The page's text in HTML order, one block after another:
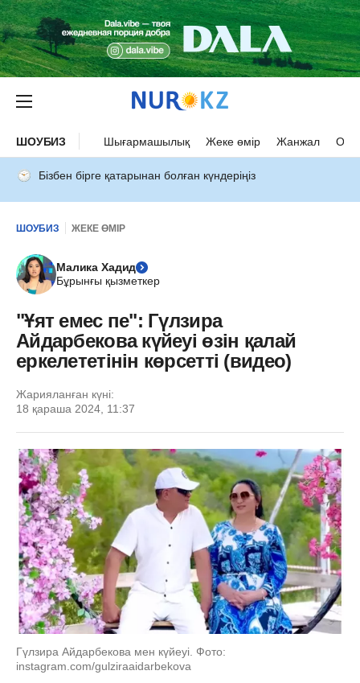
ШОУБИЗ Шығармашылық Жеке өмір Жанжал
Бізбен бірге қатарынан болған күндеріңіз
ШОУБИЗ ЖЕКЕ ӨМІР
Малика Хадид
Бұрынғы қызметкер
"Ұят емес пе": Гүлзира
Айдарбекова күйеуі өзін қалай
еркелететінін көрсетті (видео)
Жарияланған күні:
18 қараша 2024, 11:37
Гүлзира Айдарбекова мен күйеуі. Фото:
instagram.com/gulziraaidarbekova